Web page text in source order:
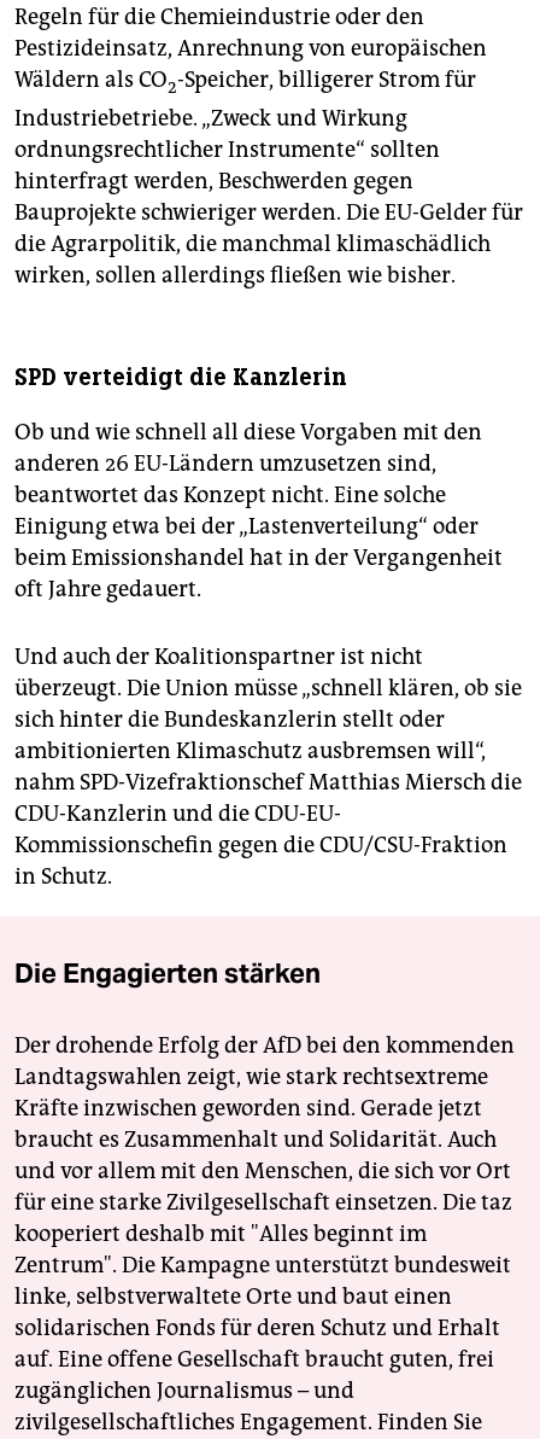
Regeln für die Chemieindustrie oder den
Pestizideinsatz, Anrechnung von europäischen
Wäldern als CO2-Speicher, billigerer Strom für
Industriebetriebe. „Zweck und Wirkung
ordnungsrechtlicher Instrumente“ sollten
hinterfragt werden, Beschwerden gegen
Bauprojekte schwieriger werden. Die EU-Gelder für
die Agrarpolitik, die manchmal klimaschädlich
wirken, sollen allerdings fließen wie bisher.
SPD verteidigt die Kanzlerin
Ob und wie schnell all diese Vorgaben mit den
anderen 26 EU-Ländern umzusetzen sind,
beantwortet das Konzept nicht. Eine solche
Einigung etwa bei der „Lastenverteilung“ oder
beim Emissionshandel hat in der Vergangenheit
oft Jahre gedauert.
Und auch der Koalitionspartner ist nicht
überzeugt. Die Union müsse „schnell klären, ob sie
sich hinter die Bundeskanzlerin stellt oder
ambitionierten Klimaschutz ausbremsen will“,
nahm SPD-Vizefraktionschef Matthias Miersch die
CDU-Kanzlerin und die CDU-EU-
Kommissionschefin gegen die CDU/CSU-Fraktion
in Schutz.
Die Engagierten stärken
Der drohende Erfolg der AfD bei den kommenden
Landtagswahlen zeigt, wie stark rechtsextreme
Kräfte inzwischen geworden sind. Gerade jetzt
braucht es Zusammenhalt und Solidarität. Auch
und vor allem mit den Menschen, die sich vor Ort
für eine starke Zivilgesellschaft einsetzen. Die taz
kooperiert deshalb mit "Alles beginnt im
Zentrum". Die Kampagne unterstützt bundesweit
linke, selbstverwaltete Orte und baut einen
solidarischen Fonds für deren Schutz und Erhalt
auf. Eine offene Gesellschaft braucht guten, frei
zugänglichen Journalismus – und
zivilgesellschaftliches Engagement. Finden Sie